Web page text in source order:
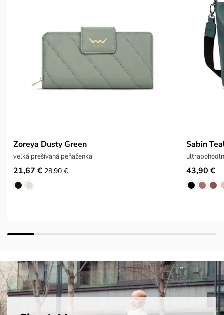
Zoreya Dusty Green
veľká prešívaná peňaženka
21,67 € 28,90 €
Sabin
43,90 €